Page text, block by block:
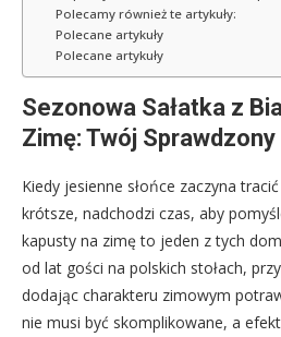
Polecamy również te artykuły:
Polecane artykuły
Polecane artykuły
Sezonowa Sałatka z
Zimę: Twój
Kiedy jesienne słońce zaczyna
krótsze, nadchodzi czas, aby
kapusty na zimę to jeden z tych
od lat gości na polskich stołach,
dodając charakteru zimowym
nie musi być skomplikowane, a